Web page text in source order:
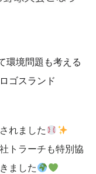
環境問題も考える
ゴスランド
れました
トラーチも特別協
ました